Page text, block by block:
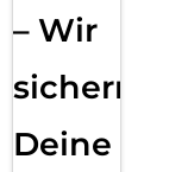
– Wir
sichern
Deine